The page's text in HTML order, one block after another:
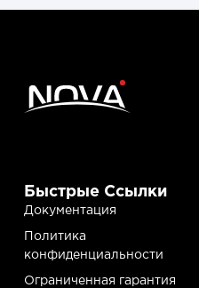
Быстрые Ссылки
Документация
Политика
конфиденциальности
Ограниченная гарантия